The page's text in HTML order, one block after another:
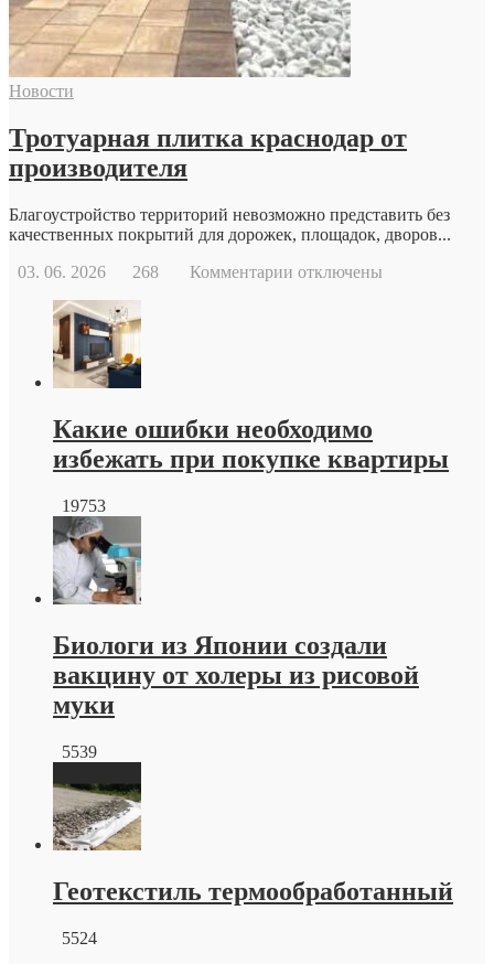
причины
и
возможности
современной
Новости
Тротуарная плитка краснодар от
производителя
Благоустройство территорий невозможно представить без
качественных покрытий для дорожек, площадок, дворов...
03. 06. 2026
268 Комментарии котключены
Какие ошибки необходимо
избежать при покупке квартиры
19753
Биологи из Японии создали
вакцину от холеры из рисовой
муки
5539
Геотекстиль термообработанный
5524